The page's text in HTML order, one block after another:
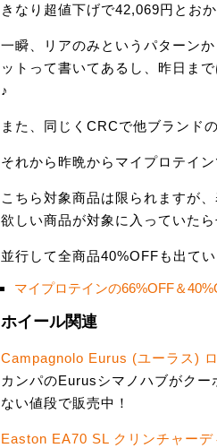
きなり超値下げで42,069円とお
一瞬、リアのみというパターン
ットって書いてあるし、昨日ま
♪
また、同じくCRCで他ブランド
それから昨晩からマイプロテイ
こちら対象商品は限られますが
欲しい商品が対象に入っていた
並行して全商品40%OFFも出て
マイプロテインの66%OFF＆
ホイール関連
Campagnolo Eurus (ユーラス)
カンパのEurusシマノハブがク
ない値段で販売中！
Easton EA70 SL クリンチャー